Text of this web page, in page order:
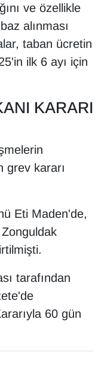
ve özellikle
alınması
taban ücretin
ilk 6 ayı için
KARARI
grev kararı
Eti Maden'de,
tarafından
60 gün